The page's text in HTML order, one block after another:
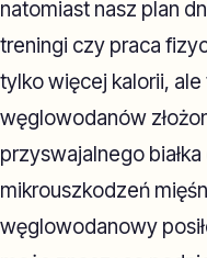
natomiast nasz plan
treningi czy praca
tylko więcej kalorii,
węglowodanów
przyswajalnego
mikrouszkodzeń
węglowodanowy